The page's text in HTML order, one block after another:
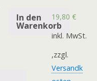
In den
Warenkorb
19,80 €
inkl. MwSt.
,zzgl.
Versandk